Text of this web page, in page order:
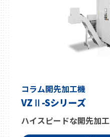
コラム開先加工機
VZⅡ-Sシリーズ
ハイスピードな開先加工